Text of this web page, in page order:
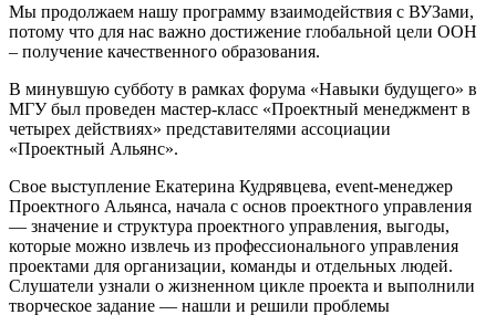
Мы продолжаем нашу программу взаимодействия с ВУЗами,
потому что для нас важно достижение глобальной цели ООН
– получение качественного образования.
В минувшую субботу в рамках форума «Навыки будущего» в
МГУ был проведен мастер-класс «Проектный менеджмент в
четырех действиях» представителями ассоциации
«Проектный Альянс».
Свое выступление Екатерина Кудрявцева, event-менеджер
Проектного Альянса, начала с основ проектного управления
— значение и структура проектного управления, выгоды,
которые можно извлечь из профессионального управления
проектами для организации, команды и отдельных людей.
Слушатели узнали о жизненном цикле проекта и выполнили
творческое задание — нашли и решили проблемы